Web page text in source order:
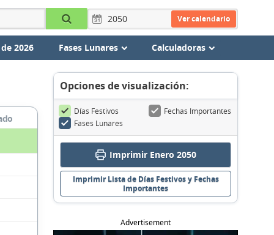
Ver calendario
2026 Fases Lunares Calculadoras
Opciones de visualización:
Días Festivos
Fechas Importantes
Fases Lunares
Imprimir Enero 2050
Imprimir Lista de Días Festivos y Fechas
Importantes
Advertisement